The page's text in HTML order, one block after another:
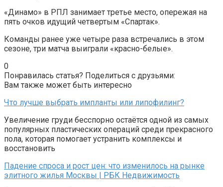
«Динамо» в РПЛ занимает третье место, опережая на
пять очков идущий четвертым «Спартак».
Команды ранее уже четыре раза встречались в этом
сезоне, три матча выиграли «красно-белые».
0
Понравилась статья? Поделиться с друзьями:
Вам также может быть интересно
Что лучше выбрать импланты или липофилинг?
Увеличение груди бесспорно остаётся одной из самых
популярных пластических операций среди прекрасного
пола, которая помогает устранить комплексы и
восстановить
Падение спроса и рост цен: что изменилось на рынке
элитного жилья Москвы | РБК Недвижимость